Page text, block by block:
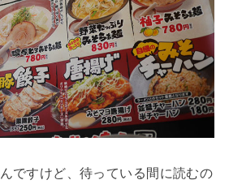
ですけど、待っている間に読むの